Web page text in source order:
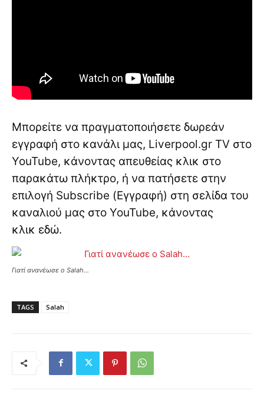
Μπορείτε να πραγματοποιήσετε δωρεάν
εγγραφή στο κανάλι μας, Liverpool.gr TV στο
YouTube, κάνοντας απευθείας κλικ στο
παρακάτω πλήκτρο, ή να πατήσετε στην
επιλογή Subscribe (Εγγραφή) στη σελίδα του
καναλιού μας στο YouTube, κάνοντας
κλικ εδώ.
Γιατί ανανέωσε ο Salah…
TAGS Salah